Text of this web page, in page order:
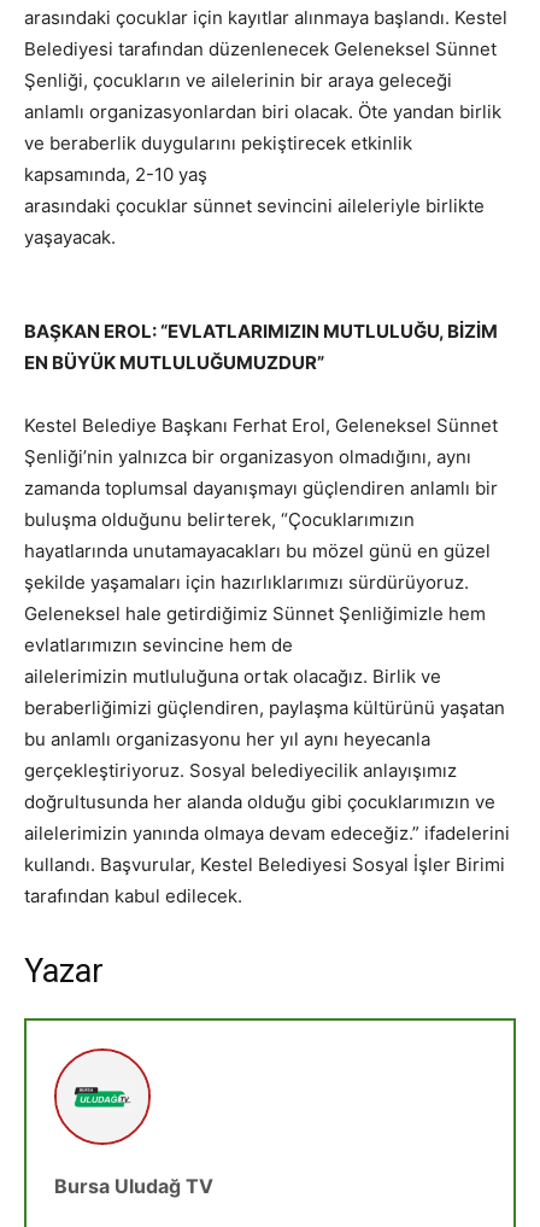
arasındaki çocuklar için kayıtlar alınmaya başlandı. Kestel
Belediyesi tarafından düzenlenecek Geleneksel Sünnet
Şenliği, çocukların ve ailelerinin bir araya geleceği
anlamlı organizasyonlardan biri olacak. Öte yandan birlik
ve beraberlik duygularını pekiştirecek etkinlik
kapsamında, 2-10 yaş
arasındaki çocuklar sünnet sevincini aileleriyle birlikte
yaşayacak.
BAŞKAN EROL: “EVLATLARIMIZIN MUTLULUĞU, BİZİM
EN BÜYÜK MUTLULUĞUMUZDUR”
Kestel Belediye Başkanı Ferhat Erol, Geleneksel Sünnet
Şenliği’nin yalnızca bir organizasyon olmadığını, aynı
zamanda toplumsal dayanışmayı güçlendiren anlamlı bir
buluşma olduğunu belirterek, “Çocuklarımızın
hayatlarında unutamayacakları bu mözel günü en güzel
şekilde yaşamaları için hazırlıklarımızı sürdürüyoruz.
Geleneksel hale getirdiğimiz Sünnet Şenliğimizle hem
evlatlarımızın sevincine hem de
ailelerimizin mutluluğuna ortak olacağız. Birlik ve
beraberliğimizi güçlendiren, paylaşma kültürünü yaşatan
bu anlamlı organizasyonu her yıl aynı heyecanla
gerçekleştiriyoruz. Sosyal belediyecilik anlayışımız
doğrultusunda her alanda olduğu gibi çocuklarımızın ve
ailelerimizin yanında olmaya devam edeceğiz.” ifadelerini
kullandı. Başvurular, Kestel Belediyesi Sosyal İşler Birimi
tarafından kabul edilecek.
Yazar
Bursa Uludağ TV